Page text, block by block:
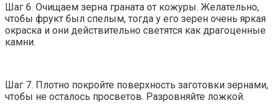
Шаг 6. Очищаем зерна граната от кожуры. Желательно,
чтобы фрукт был спелым, тогда у его зерен очень яркая
окраска и они действительно светятся как драгоценные
камни.
Шаг 7. Плотно покройте поверхность заготовки зернами,
чтобы не осталось просветов. Разровняйте ложкой.